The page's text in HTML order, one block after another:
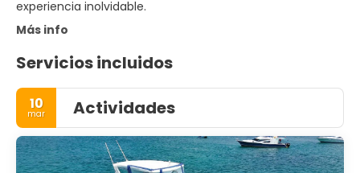
Más info
Servicios incluidos
10
mar Actividades